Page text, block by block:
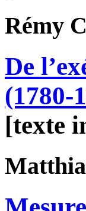
Rémy
De
(1780-
[texte